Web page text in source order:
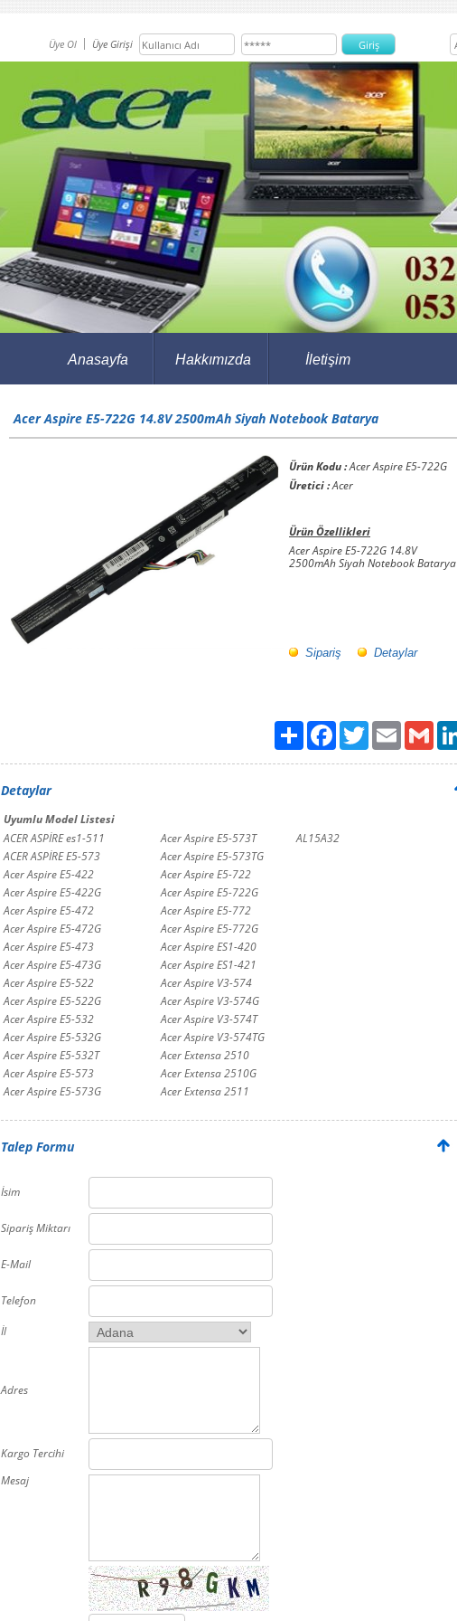
Üye Ol Üye Girişi
Anasayfa Hakkımızda İletişim
Acer Aspire E5-722G 14.8V 2500mAh Siyah Notebook Batarya
Ürün Kodu :Acer Aspire E5-722G
Üretici :Acer
Ürün Özellikleri
Acer Aspire E5-722G 14.8V
2500mAh Siyah Notebook Batarya
Sipariş Detaylar
Paylaş FacebookTwitter Email Gmail
Detaylar
Uyumlu Model Listesi
ACER ASPİRE es1-511
Acer Aspire E5-573T
AL15A32
ACER ASPİRE E5-573
Acer Aspire E5-573TG
Acer Aspire E5-422
Acer Aspire E5-722
Acer Aspire E5-422G
Acer Aspire E5-722G
Acer Aspire E5-472
Acer Aspire E5-772
Acer Aspire E5-472G
Acer Aspire E5-772G
Acer Aspire E5-473
Acer Aspire ES1-420
Acer Aspire E5-473G
Acer Aspire ES1-421
Acer Aspire E5-522
Acer Aspire V3-574
Acer Aspire E5-522G
Acer Aspire V3-574G
Acer Aspire E5-532
Acer Aspire V3-574T
Acer Aspire E5-532G
Acer Aspire V3-574TG
Acer Aspire E5-532T
Acer Extensa 2510
Acer Aspire E5-573
Acer Extensa 2510G
Acer Aspire E5-573G
Acer Extensa 2511
Talep Formu
İsim
Sipariş Miktarı
E-Mail
Telefon
İl
Adres
Kargo Tercihi
Mesaj